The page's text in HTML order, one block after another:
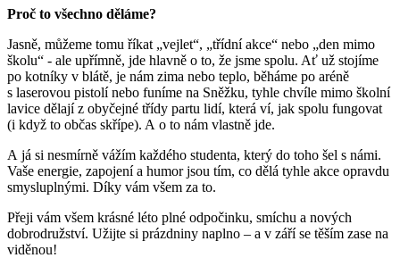
Proč to všechno děláme?
Jasně, můžeme tomu říkat „vejlet“, „třídní akce“ nebo „den mimo
školu“ ‑ ale upřímně, jde hlavně o to, že jsme spolu. Ať už stojíme
po kotníky v blátě, je nám zima nebo teplo, běháme po aréně
s laserovou pistolí nebo funíme na Sněžku, tyhle chvíle mimo školní
lavice dělají z obyčejné třídy partu lidí, která ví, jak spolu fungovat
(i když to občas skřípe). A o to nám vlastně jde.
A já si nesmírně vážím každého studenta, který do toho šel s námi.
Vaše energie, zapojení a humor jsou tím, co dělá tyhle akce opravdu
smysluplnými. Díky vám všem za to.
Přeji vám všem krásné léto plné odpočinku, smíchu a nových
dobrodružství. Užijte si prázdniny naplno – a v září se těším zase na
viděnou!